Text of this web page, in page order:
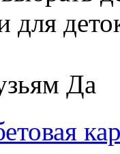
для
Да